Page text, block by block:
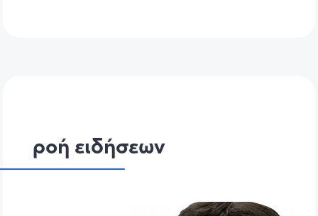
ροή ειδήσεων